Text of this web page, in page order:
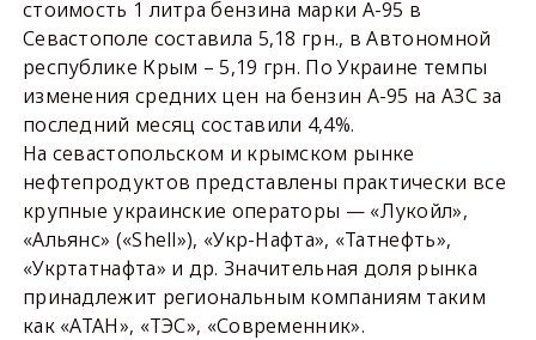
стоимость 1 литра бензина марки А-95 в
Севастополе составила 5,18 грн., в Автономной
республике Крым – 5,19 грн. По Украине темпы
изменения средних цен на бензин А-95 на АЗС за
последний месяц составили 4,4%.
На севастопольском и крымском рынке
нефтепродуктов представлены практически все
крупные украинские операторы — «Лукойл»,
«Альянс» («Shell»), «Укр-Нафта», «Татнефть»,
«Укртатнафта» и др. Значительная доля рынка
принадлежит региональным компаниям таким
как «АТАН», «ТЭС», «Современник».